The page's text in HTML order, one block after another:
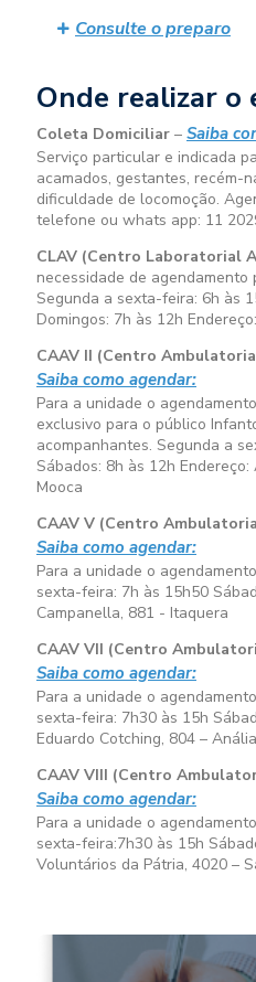
Consulte o preparo
Onde realizar o
Coleta Domiciliar – Saiba
Serviço particular e indicada
acamados, gestantes, recém-
dificuldade de locomoção.
telefone ou whats app: 11
CLAV (Centro Laboratorial
necessidade de agendamento
Segunda a sexta-feira: 6h às
Domingos: 7h às 12h
CAAV II (Centro
Saiba como agendar:
Para a unidade o
exclusivo para o público
acompanhantes. Segunda a
Sábados: 8h às 12h Endereço:
Mooca
CAAV V (Centro
Saiba como agendar:
Para a unidade o
sexta-feira: 7h às 15h50
Campanella, 881 - Itaquera
CAAV VII (Centro
Saiba como agendar:
Para a unidade o
sexta-feira: 7h30 às 15h
Eduardo Cotching, 804 –
CAAV VIII (Centro
Saiba como agendar:
Para a unidade o
sexta-feira:7h30 às 15h
Voluntários da Pátria, 4020 –